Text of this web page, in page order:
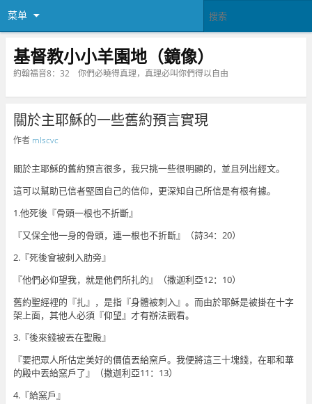
菜单
基督教小小羊園地（鏡像）
約翰福音8：32 你們必曉得真理，真理必叫你們得以自由
關於主耶穌的一些舊約預言實現
作者 mlscvc
關於主耶穌的舊約預言很多，我只挑一些很明顯的，並且列出經文。
這可以幫助已信者堅固自己的信仰，更深知自己所信是有根有據。
1.他死後『骨頭一根也不折斷』
『又保全他一身的骨頭，連一根也不折斷』（詩34：20）
2.『死後會被刺入肋旁』
『他們必仰望我，就是他們所扎的』（撒迦利亞12：10）
舊約聖經裡的『扎』，是指『身體被刺入』。而由於耶穌是被掛在十字
架上面，其他人必須『仰望』才有辦法觀看。
3.『後來錢被丟在聖殿』
『要把眾人所估定美好的價值丟給窯戶。我便將這三十塊錢，在耶和華
的殿中丟給窯戶了』（撒迦利亞11：13）
4.『給窯戶』